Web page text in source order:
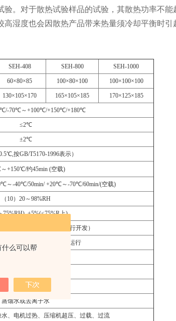
什么可以帮
。对于散热试验样品的试验，其散热功率不
湿度也会因散热产品带来热量须冷却平衡时引
SEH-408 SEH-800 SEH-1000
60×80×85 100×80×100 100×100×100
130×105×170 165×105×185 170×125×185
70℃～+100℃/+150℃/+180℃
≤2℃
±2℃
按GB/T5170-1996表示）
+150℃/约45min (空载)
～-40℃/50min/ +20℃～-70℃/60min/(空载)
（10）20～98%RH
75%RH), ±5%(≤75%R上)
PLC控制器（控制软件自行开发）
全温度范围内压缩机自动运行
风冷（水冷选配）
蒸馏水或去离子水
、电机过热、压缩机超压、过载、过流